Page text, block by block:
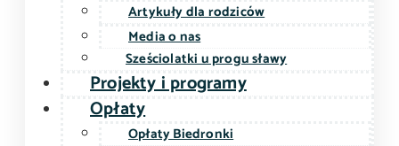
Artykuły dla rodziców
Media o nas
Sześciolatki u progu sławy
Projekty i programy
Opłaty
Opłaty Biedronki